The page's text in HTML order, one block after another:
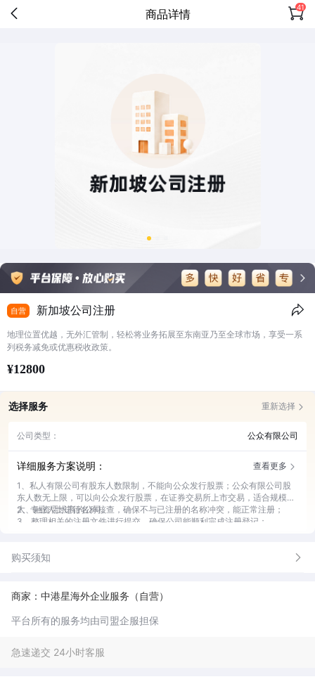
商品详情 41
自营 新加坡公司注册
地理位置优越，无外汇管制，轻松将业务拓展至东南亚乃至全球市场，享受一系
列税务减免或优惠税收政策。
¥12800
选择服务 重新选择
公司类型： 公众有限公司
详细服务方案说明：
查看更多
1、私人有限公司有股东人数限制，不能向公众发行股票；公众有限公司股
东人数无上限，可以向公众发行股票，在证券交易所上市交易，适合规模庞
大、融资需求高的公司。
2、专业人士进行名称核查，确保不与已注册的名称冲突，能正常注册；
3、整理相关的注册文件进行提交，确保公司能顺利完成注册登记；
5、提供新加坡当地董事的挂靠及秘书专业管理服务，确保公司合规合法运
7、公司必要项目：新加坡公司必须任命至少一名数据保护官（简称DPO)。
项目内已包含一次数据保护官的任命备案。
购买须知
商家：中港星海外企业服务（自营）
平台所有的服务均由司盟企服担保
急速递交 24小时客服